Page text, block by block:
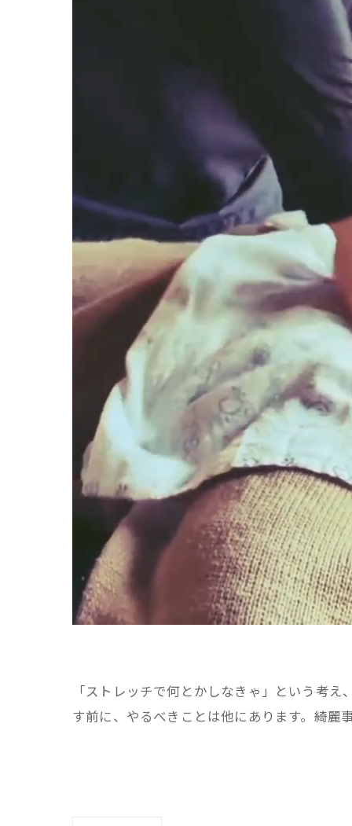
「ストレッチで何とかしなきゃ」という考
す前に、やるべきことは他にあります。綺麗